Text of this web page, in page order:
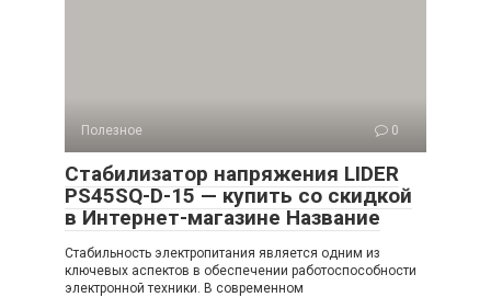
Полезное 0
Стабилизатор напряжения LIDER
PS45SQ-D-15 — купить со скидкой
в Интернет-магазине Название
Стабильность электропитания является одним из
ключевых аспектов в обеспечении работоспособности
электронной техники. В современном